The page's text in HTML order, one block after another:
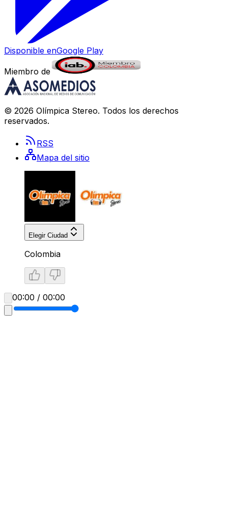
Disponible enGoogle Play
Miembro de
© 2026 Olímpica Stereo. Todos los derechos
reservados.
RSS
Mapa del sitio
Elegir Ciudad
Colombia
00:00 / 00:00